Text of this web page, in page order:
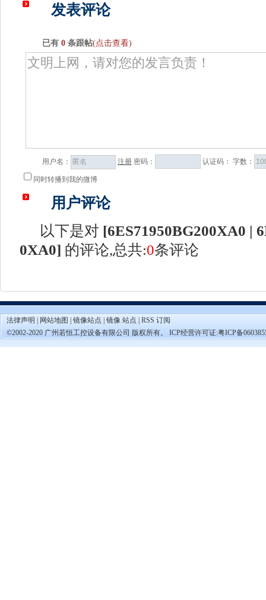
发表评论
已有 0 条跟帖(点击查看)
用户名： 注册 密码： 认证码： 字数：
同时转播到我的微博
用户评论
以下是对 [6ES71950BG200XA0 |
0XA0] 的评论,总共:0条评论
法律声明 网站地图 镜像站点 镜像 站点
RSS 订阅
©2002-2020 广州若恒工控设备有限公司 版权所有。 ICP经营许可证:粤ICP备